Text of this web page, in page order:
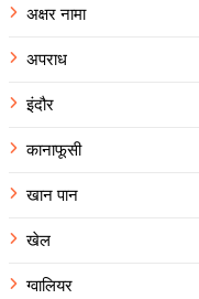
अक्षर नामा
अपराध
इंदौर
कानाफूसी
खान पान
खेल
ग्वालियर